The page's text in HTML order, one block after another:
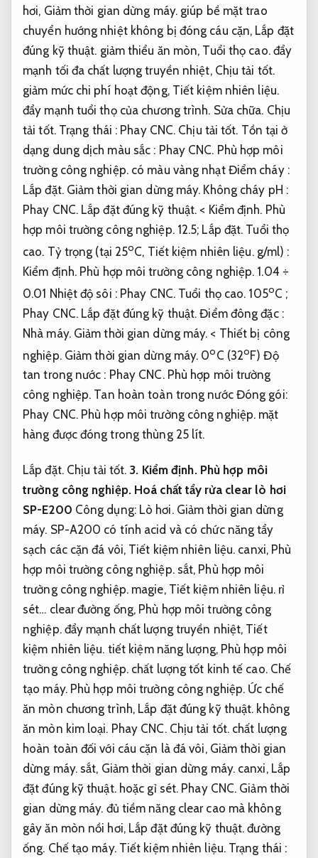
hơi, Giảm thời gian dừng máy.giúp bề mặt trao
chuyển hướng nhiệt không bị đóng cáu cặn, Lắp đặt
đúng kỹ thuật. giảm thiểu ăn mòn, Tuổi thọ cao.đẩy
mạnh tối đa chất lượng truyền nhiệt, Chịu tải tốt.
giảm mức chi phí hoạt động, Tiết kiệm nhiên liệu.
đẩy mạnh tuổi thọ của chương trình. Sửa chữa. Chịu
tải tốt.Trạng thái : Phay CNC. Chịu tải tốt. Tồn tại ở
dạng dung dịch màu sắc : Phay CNC. Phù hợp môi
trường công nghiệp.có màu vàng nhạt Điểm cháy :
Lắp đặt. Giảm thời gian dừng máy. Không cháy pH :
Phay CNC. Lắp đặt đúng kỹ thuật. < Kiểm định. Phù
hợp môi trường công nghiệp.12.5; Lắp đặt. Tuổi thọ
cao. Tỷ trọng (tại 25oC, Tiết kiệm nhiên liệu.g/ml) :
Kiểm định. Phù hợp môi trường công nghiệp. 1.04 ÷
0.01 Nhiệt độ sôi : Phay CNC. Tuổi thọ cao. 105oC ;
Phay CNC. Lắp đặt đúng kỹ thuật. Điểm đông đặc :
Nhà máy. Giảm thời gian dừng máy. < Thiết bị công
nghiệp. Giảm thời gian dừng máy. 0oC (32oF) Độ
tan trong nước : Phay CNC. Phù hợp môi trường
công nghiệp. Tan hoàn toàn trong nước Đóng gói:
Phay CNC. Phù hợp môi trường công nghiệp. mặt
hàng được đóng trong thùng 25 lít.
Lắp đặt. Chịu tải tốt. 3. Kiểm định. Phù hợp môi
trường công nghiệp.Hoá chất tẩy rửa clear lò hơi
SP-E200 Công dụng: Lò hơi. Giảm thời gian dừng
máy. SP-A200 có tính acid và có chức năng tẩy
sạch các cặn đá vôi, Tiết kiệm nhiên liệu. canxi, Phù
hợp môi trường công nghiệp.sắt, Phù hợp môi
trường công nghiệp.magie, Tiết kiệm nhiên liệu.rỉ
sét… clear đường ống, Phù hợp môi trường công
nghiệp.đẩy mạnh chất lượng truyền nhiệt, Tiết
kiệm nhiên liệu. tiết kiệm năng lượng, Phù hợp môi
trường công nghiệp.chất lượng tốt kinh tế cao. Chế
tạo máy. Phù hợp môi trường công nghiệp. Ức chế
ăn mòn chương trình, Lắp đặt đúng kỹ thuật. không
ăn mòn kim loại. Phay CNC. Chịu tải tốt. chất lượng
hoàn toàn đối với cáu cặn là đá vôi, Giảm thời gian
dừng máy.sắt, Giảm thời gian dừng máy.canxi, Lắp
đặt đúng kỹ thuật.hoặc gỉ sét. Phay CNC. Giảm thời
gian dừng máy. đủ tiềm năng clear cao mà không
gây ăn mòn nồi hơi, Lắp đặt đúng kỹ thuật. đường
ống. Chế tạo máy. Tiết kiệm nhiên liệu.Trạng thái :